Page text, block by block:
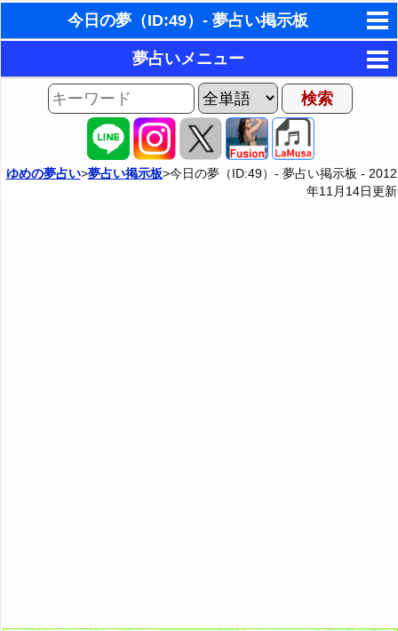
今日の夢（ID:49）- 夢占い掲示板
東洋・西洋占星術
ホラリー占星術
手相占いで未来診断
タロットカードで無料占い
夢占いメニュー
AIゆめの夢占いチャット
夢占い掲示板
ゆめの夢占い>夢占い掲示板>今日の夢（ID:49）- 夢占い掲示板 - 2012
年11月14日更新